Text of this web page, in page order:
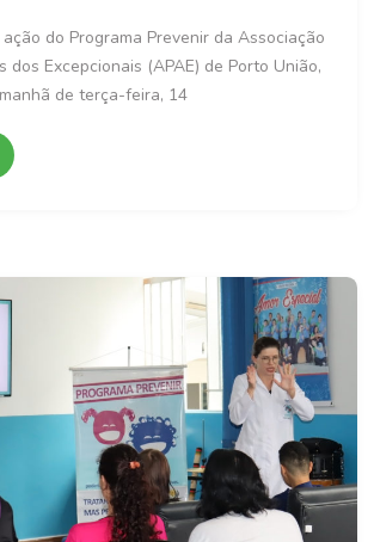
do Programa Prevenir da Associação
dos Excepcionais (APAE) de Porto União,
de terça-feira, 14